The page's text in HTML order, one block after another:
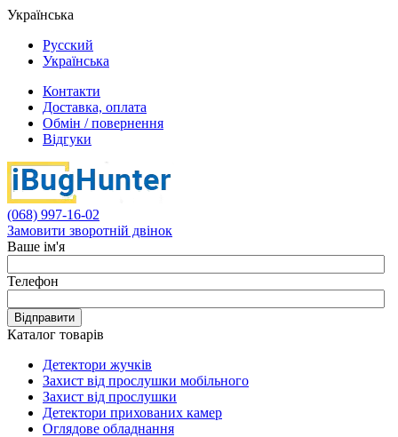
Українська
Русский
Українська
Контакти
Доставка, оплата
Обмін / повернення
Відгуки
(068) 997-16-02
Замовити зворотній двінок
Ваше ім'я
Телефон
Відправити
Каталог товарів
Детектори жучків
Захист від прослушки мобільного
Захист від прослушки
Детектори прихованих камер
Оглядове обладнання